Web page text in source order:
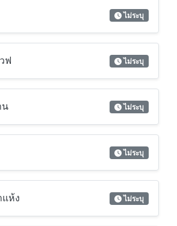
ไม่ระบุ
ฟ ไม่ระบุ
น ไม่ระบุ
ไม่ระบุ
แห้ง ไม่ระบุ